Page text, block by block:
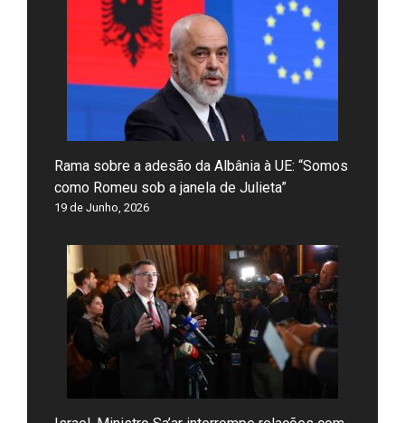
Rama sobre a adesão da Albânia à UE: “Somos
como Romeu sob a janela de Julieta”
19 de Junho, 2026